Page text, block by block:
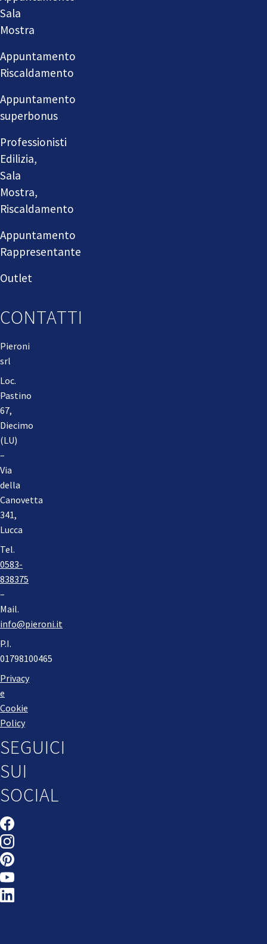
Sala
Mostra
Appuntamento
Riscaldamento
Appuntamento
superbonus
Professionisti
Edilizia,
Sala
Mostra,
Riscaldamento
Appuntamento
Rappresentante
Outlet
CONTATTI
Pieroni
srl
Loc.
Pastino
67,
Diecimo
(LU)
–
Via
della
Canovetta
341,
Lucca
Tel.
0583-
838375
–
Mail.
info@pieroni.it
P.I.
01798100465
Privacy
e
Cookie
Policy
SEGUICI
SUI
SOCIAL